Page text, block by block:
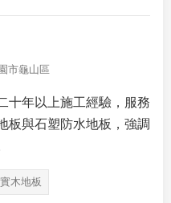
市龜山區
十年以上施工經驗，服務
板與石塑防水地板，強調
實木地板